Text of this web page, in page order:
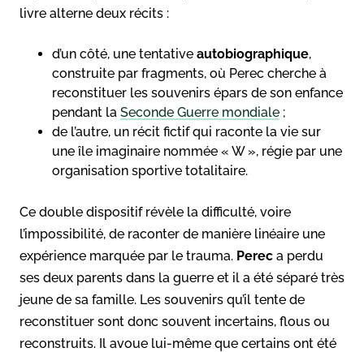
livre alterne deux récits :
d’un côté, une tentative autobiographique,
construite par fragments, où Perec cherche à
reconstituer les souvenirs épars de son enfance
pendant la Seconde Guerre mondiale ;
de l’autre, un récit fictif qui raconte la vie sur
une île imaginaire nommée « W », régie par une
organisation sportive totalitaire.
Ce double dispositif révèle la difficulté, voire
l’impossibilité, de raconter de manière linéaire une
expérience marquée par le trauma. Perec a perdu
ses deux parents dans la guerre et il a été séparé très
jeune de sa famille. Les souvenirs qu’il tente de
reconstituer sont donc souvent incertains, flous ou
reconstruits. Il avoue lui-même que certains ont été